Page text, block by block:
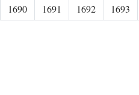
1690 1691 1692 1693